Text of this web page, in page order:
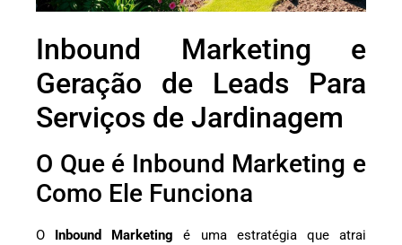
Inbound Marketing e
Geração de Leads Para
Serviços de Jardinagem
O Que é Inbound Marketing e
Como Ele Funciona
O Inbound Marketing é uma estratégia que atrai